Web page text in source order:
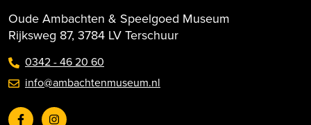
Oude Ambachten & Speelgoed Museum
Rijksweg 87, 3784 LV Terschuur
0342 - 46 20 60
info@ambachtenmuseum.nl